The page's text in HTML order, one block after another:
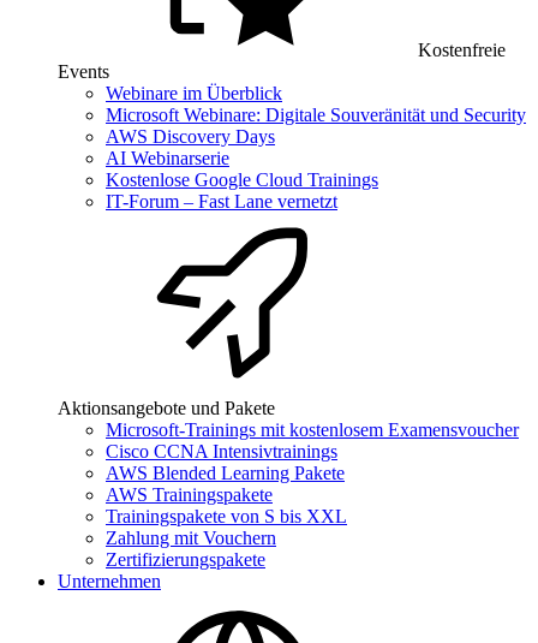
Kostenfreie
Events
Webinare im Überblick
Microsoft Webinare: Digitale Souveränität und Security
AWS Discovery Days
AI Webinarserie
Kostenlose Google Cloud Trainings
IT-Forum – Fast Lane vernetzt
Aktionsangebote und Pakete
Microsoft-Trainings mit kostenlosem Examensvoucher
Cisco CCNA Intensivtrainings
AWS Blended Learning Pakete
AWS Trainingspakete
Trainingspakete von S bis XXL
Zahlung mit Vouchern
Zertifizierungspakete
Unternehmen